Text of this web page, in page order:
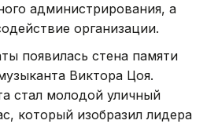
администрирования, а
организации.
появилась стена памяти
Виктора Цоя.
стал молодой уличный
который изобразил лидера